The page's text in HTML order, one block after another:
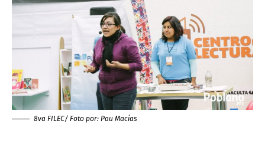
8va FILEC/ Foto por: Pau Macias